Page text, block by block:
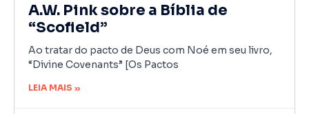
A.W. Pink sobre a Bíblia de
“Scofield”
Ao tratar do pacto de Deus com Noé em seu livro,
“Divine Covenants” [Os Pactos
LEIA MAIS »